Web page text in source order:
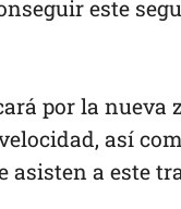
este
por la
así
asisten a este